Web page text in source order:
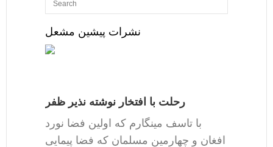
نشرات پیشین مشعل
رحلت با افتخار نوشته نذیر ظفر
با تاسف مینگارم که اولین فضا نورد
افغان و چهارمین مسلمان که فضا پیمایی